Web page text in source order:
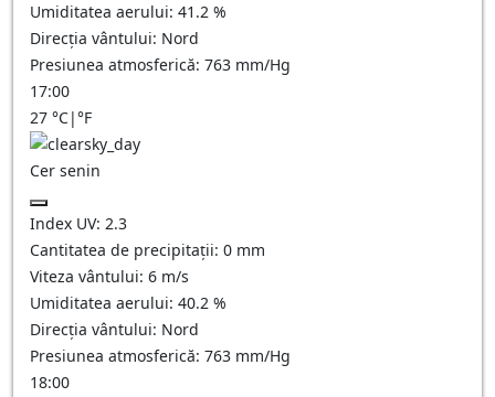
Umiditatea aerului: 41.2 %
Direcția vântului: Nord
Presiunea atmosferică: 763 mm/Hg
17:00
27 °C|°F
Cer senin
Index UV: 2.3
Cantitatea de precipitații: 0 mm
Viteza vântului: 6 m/s
Umiditatea aerului: 40.2 %
Direcția vântului: Nord
Presiunea atmosferică: 763 mm/Hg
18:00